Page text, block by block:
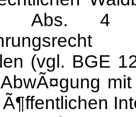
Abs. 4
(vgl. BGE